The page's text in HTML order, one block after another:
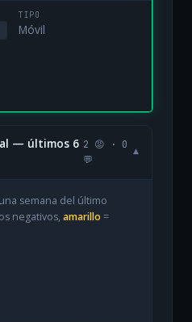
TIPO
Móvil
— últimos 6 2 😡 · 0
💬
▾
semana del último
negativos, amarillo =